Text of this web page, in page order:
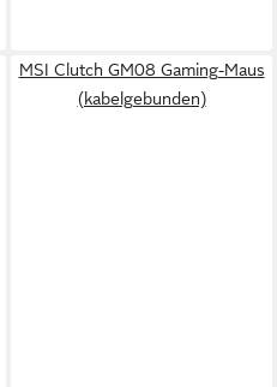
MSI Clutch GM08 Gaming-Maus
(kabelgebunden)